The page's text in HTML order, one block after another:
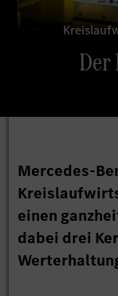
Der
Mercedes-
einen
dabei drei